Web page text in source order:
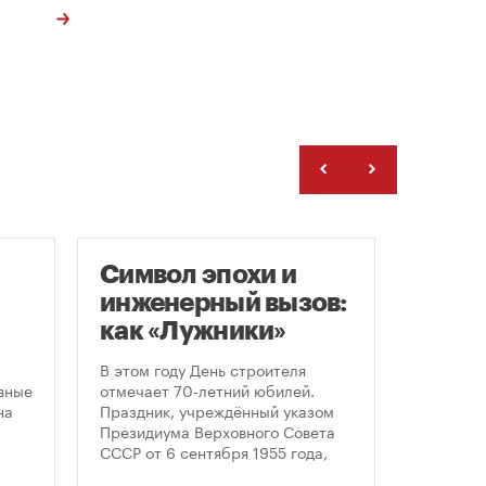
Символ эпохи и
инженерный вызов:
как «Лужники»
стали символом
Дня строителя
В этом году День строителя
отмечает 70-летний юбилей.
Праздник, учреждённый указом
Президиума Верховного Совета
СССР от 6 сентября 1955 года,